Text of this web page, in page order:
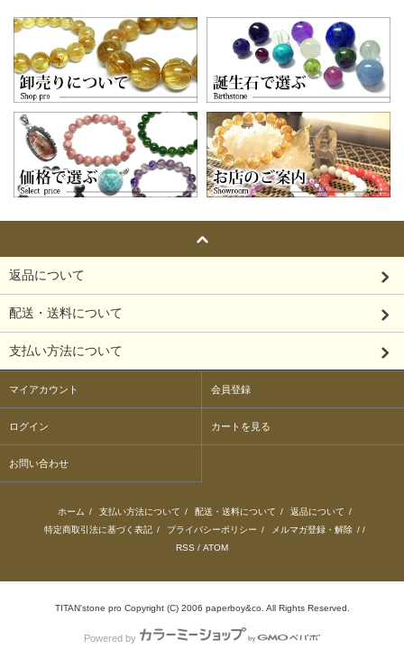
返品について
配送・送料について
支払い方法について
マイアカウント 会員登録
ログイン カートを見る
お問い合わせ
ホーム / 支払い方法について / 配送・送料について / 返品について /
特定商取引法に基づく表記 / プライバシーポリシー / メルマガ登録・解除 / /
RSS / ATOM
TITAN'stone pro Copyright (C) 2006 paperboy&co. All Rights Reserved.
Powered by